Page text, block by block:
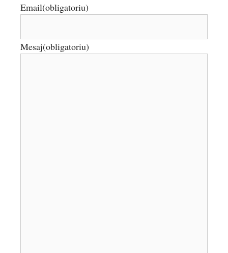
Email(obligatoriu)
Mesaj(obligatoriu)